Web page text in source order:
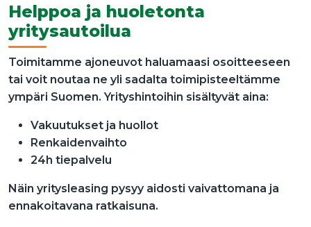
Helppoa ja huoletonta
yritysautoilua
Toimitamme ajoneuvot haluamaasi osoitteeseen
tai voit noutaa ne yli sadalta toimipisteeltämme
ympäri Suomen. Yrityshintoihin sisältyvät aina:
Vakuutukset ja huollot
Renkaidenvaihto
24h tiepalvelu
Näin yritysleasing pysyy aidosti vaivattomana ja
ennakoitavana ratkaisuna.